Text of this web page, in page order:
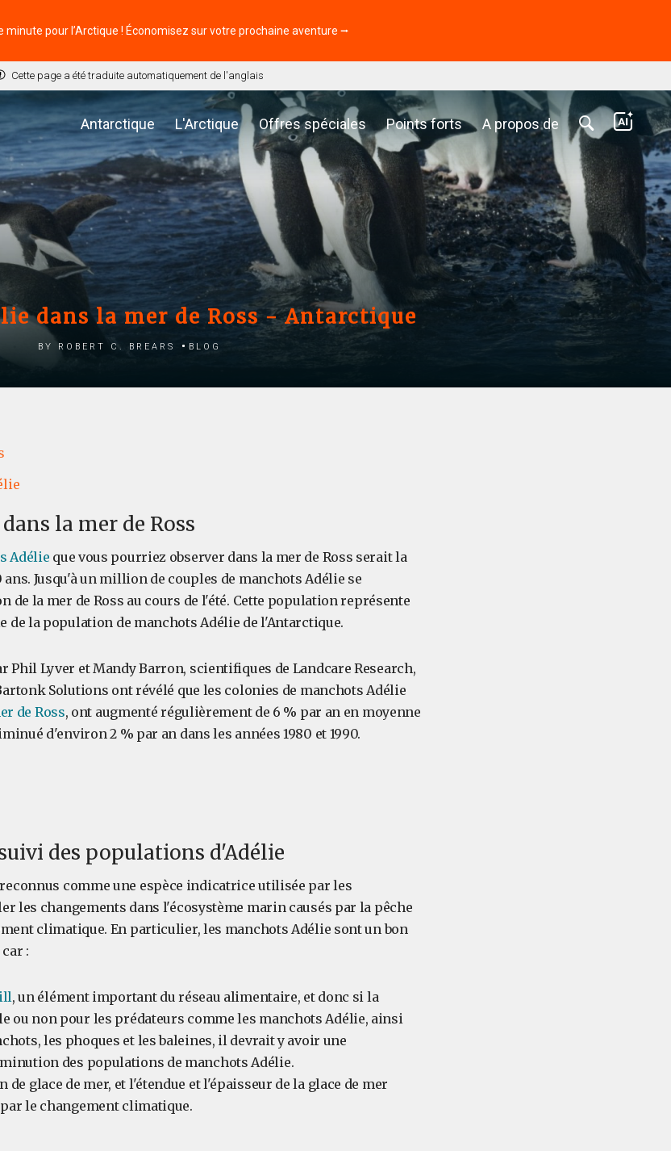
minute pour l’Arctique ! Économisez sur votre prochaine aventure ⭢
Cette page a été traduite automatiquement de l'anglais
Antarctique L'Arctique Offres spéciales Points forts A propos de
dans la mer de Ross - Antarctique
by Robert C. Brears Blog
la mer de Ross
Adélie que vous pourriez observer dans la mer de Ross serait la
Jusqu'à un million de couples de manchots Adélie se
de la mer de Ross au cours de l'été. Cette population représente
de la population de manchots Adélie de l'Antarctique.
Phil Lyver et Mandy Barron, scientifiques de Landcare Research,
Solutions ont révélé que les colonies de manchots Adélie
de Ross, ont augmenté régulièrement de 6 % par an en moyenne
d'environ 2 % par an dans les années 1980 et 1990.
des populations d'Adélie
comme une espèce indicatrice utilisée par les
les changements dans l'écosystème marin causés par la pêche
climatique. En particulier, les manchots Adélie sont un bon
:
, un élément important du réseau alimentaire, et donc si la
ou non pour les prédateurs comme les manchots Adélie, ainsi
les phoques et les baleines, il devrait y avoir une
des populations de manchots Adélie.
de glace de mer, et l'étendue et l'épaisseur de la glace de mer
le changement climatique.